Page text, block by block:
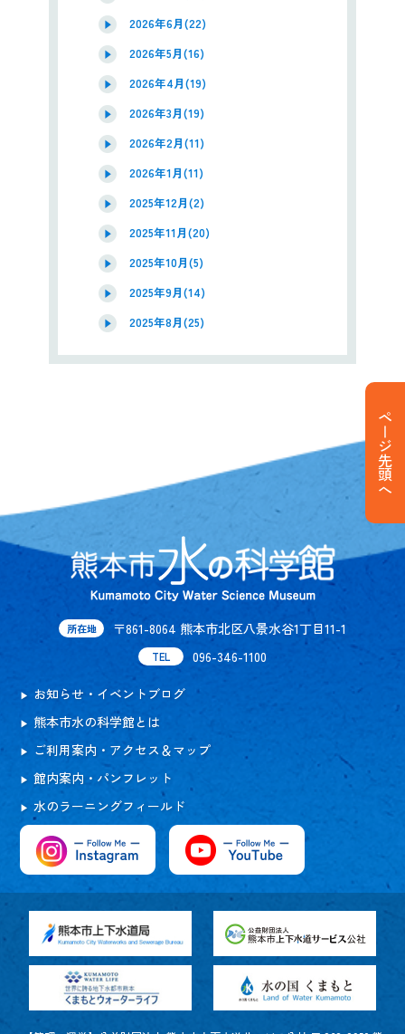
2026年6月(22)
2026年5月(16)
2026年4月(19)
2026年3月(19)
2026年2月(11)
2026年1月(11)
2025年12月(2)
2025年11月(20)
2025年10月(5)
2025年9月(14)
2025年8月(25)
ページ先頭へ
所在地 〒861-8064 熊本市北区八景水谷1丁目11-1
TEL 096-346-1100
お知らせ・イベントブログ
熊本市水の科学館とは
ご利用案内・アクセス＆マップ
館内案内・パンフレット
水のラーニングフィールド